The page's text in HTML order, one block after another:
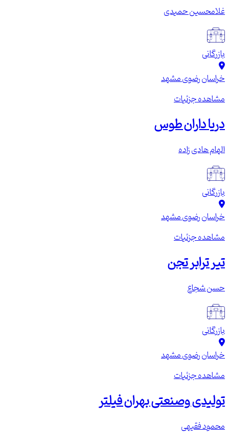
غلامحسین حمیدی
بازرگانی
خراسان رضویمشهد
مشاهده جزئیات
دریا داران طوس
الهام هادی زاده
بازرگانی
خراسان رضویمشهد
مشاهده جزئیات
تیر ترابر تجن
حسن شجاع
بازرگانی
خراسان رضویمشهد
مشاهده جزئیات
تولیدی وصنعتی بهران فیلتر
محمود فقیهی